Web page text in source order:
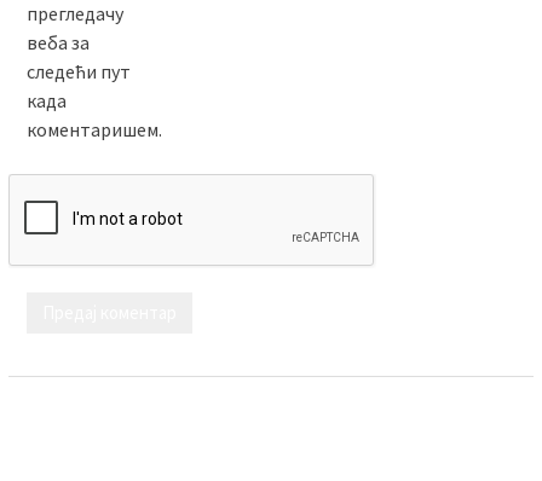
прегледачу
веба за
следећи пут
када
коментаришем.